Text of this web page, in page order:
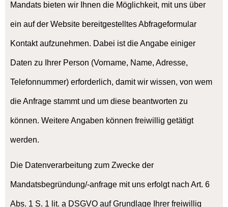
Mandats bieten wir Ihnen die Möglichkeit, mit uns über
ein auf der Website bereitgestelltes Abfrageformular
Kontakt aufzunehmen. Dabei ist die Angabe einiger
Daten zu Ihrer Person (Vorname, Name, Adresse,
Telefonnummer) erforderlich, damit wir wissen, von wem
die Anfrage stammt und um diese beantworten zu
können. Weitere Angaben können freiwillig getätigt
werden.
Die Datenverarbeitung zum Zwecke der
Mandatsbegründung/-anfrage mit uns erfolgt nach Art. 6
Abs. 1 S. 1 lit. a DSGVO auf Grundlage Ihrer freiwillig